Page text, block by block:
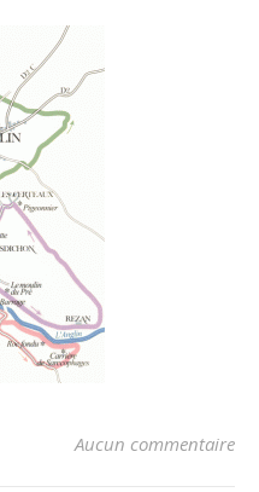
Aucun commentaire